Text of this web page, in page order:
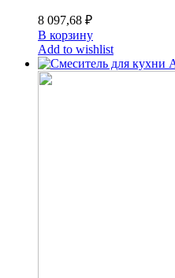
8 097,68 ₽
В корзину
Add to wishlist